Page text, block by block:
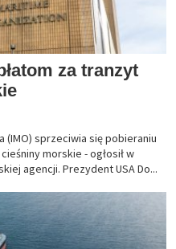
za tranzyt
(IMO) sprzeciwia się pobieraniu
morskie - ogłosił w
agencji. Prezydent USA Do...